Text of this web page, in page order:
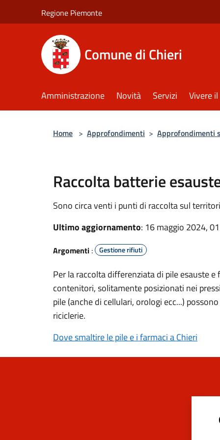
Regione Piemonte
Comune di Chieri
Amministrazione Novità Servizi Vivere
Home > Approfondimenti > Approfondimenti
Raccolta batterie
Sono circa venti i punti di raccolta sul
Ultimo aggiornamento: 16 maggio 2024,
Argomenti : Gestione rifiuti
Per la raccolta differenziata di pile esauste
contenitori, solitamente posizionati nei
pile (anche di cellulari, orologi ecc...)
riciclerie.
Dove smaltire le pile e i farmaci a Chieri